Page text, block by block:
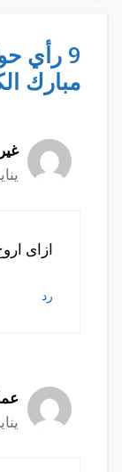
9 رأي
مبارك
يناير 16, 2022
ازاى
رد
يناير 24, 2022